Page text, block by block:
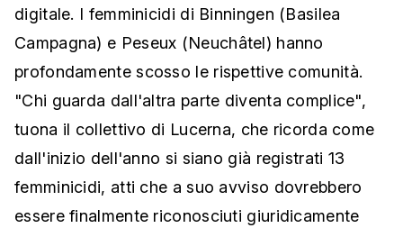
digitale. I femminicidi di Binningen (Basilea
Campagna) e Peseux (Neuchâtel) hanno
profondamente scosso le rispettive comunità.
"Chi guarda dall'altra parte diventa complice",
tuona il collettivo di Lucerna, che ricorda come
dall'inizio dell'anno si siano già registrati 13
femminicidi, atti che a suo avviso dovrebbero
essere finalmente riconosciuti giuridicamente